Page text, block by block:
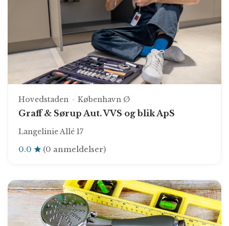
Hovedstaden København Ø
Graff & Sørup Aut. VVS og blik ApS
Langelinie Allé 17
0.0 (0 anmeldelser)